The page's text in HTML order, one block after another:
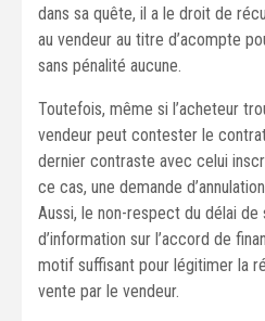
dans sa quête, il a le droit de
au vendeur au titre d’acompte
sans pénalité aucune.
Toutefois, même si l’acheteur
vendeur peut contester le
dernier contraste avec celui
ce cas, une demande
Aussi, le non-respect du délai
d’information sur l’accord de
motif suffisant pour légitimer la
vente par le vendeur.